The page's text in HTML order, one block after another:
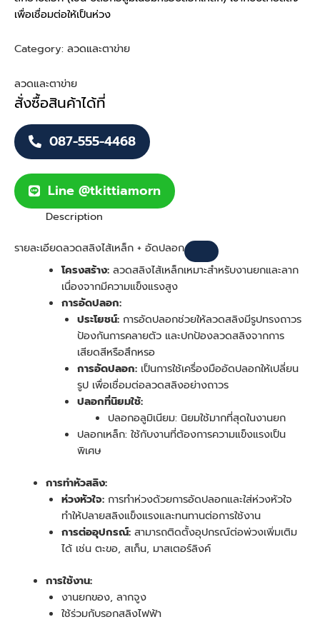
เพื่อเชื่อมต่อให้เป็นห่วง
Category: ลวดและตาข่าย
ลวดและตาข่าย
สั่งซื้อสินค้าได้ที่
087-555-4468
Line @tkittiamorn
Description
รายละเอียดลวดสลิงไส้เหล็ก + อัดปลอก
โครงสร้าง:ลวดสลิงไส้เหล็กเหมาะสำหรับงานยกและลาก
เนื่องจากมีความแข็งแรงสูง
การอัดปลอก:
ประโยชน์:การอัดปลอกช่วยให้ลวดสลิงมีรูปทรงถาวร
ป้องกันการคลายตัว และปกป้องลวดสลิงจากการ
เสียดสีหรือสึกหรอ
การอัดปลอก:เป็นการใช้เครื่องมืออัดปลอกให้เปลี่ยน
รูป เพื่อเชื่อมต่อลวดสลิงอย่างถาวร
ปลอกที่นิยมใช้:
ปลอกอลูมิเนียม: นิยมใช้มากที่สุดในงานยก
ปลอกเหล็ก: ใช้กับงานที่ต้องการความแข็งแรงเป็น
พิเศษ
การทำหัวสลิง:
ห่วงหัวใจ:การทำห่วงด้วยการอัดปลอกและใส่ห่วงหัวใจ
ทำให้ปลายสลิงแข็งแรงและทนทานต่อการใช้งาน
การต่ออุปกรณ์:สามารถติดตั้งอุปกรณ์ต่อพ่วงเพิ่มเติม
ได้ เช่น ตะขอ, สเก็น, มาสเตอร์ลิงค์
การใช้งาน:
งานยกของ, ลากจูง
ใช้ร่วมกับรอกสลิงไฟฟ้า